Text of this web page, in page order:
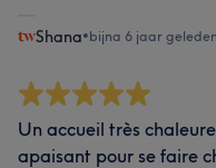
Shana•bijna 6 jaar geleden
Un accueil très
apaisant pour se faire